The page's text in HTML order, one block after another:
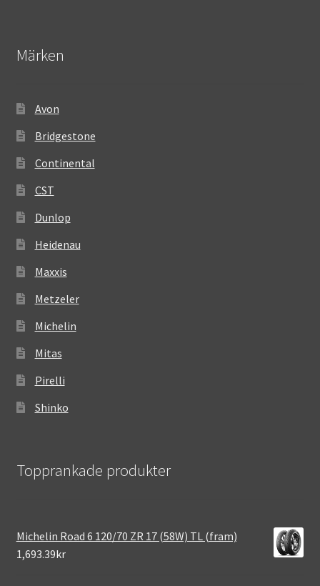
Märken
Avon
Bridgestone
Continental
CST
Dunlop
Heidenau
Maxxis
Metzeler
Michelin
Mitas
Pirelli
Shinko
Topprankade produkter
Michelin Road 6 120/70 ZR 17 (58W) TL (fram)
1,693.39kr